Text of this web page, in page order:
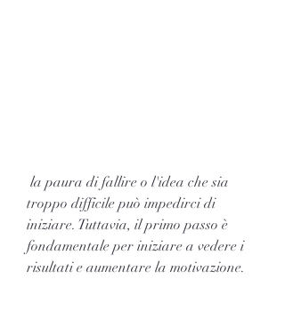
troppo difficile può impedirci di
iniziare. Tuttavia, il primo passo è
fondamentale per iniziare a vedere i
risultati e aumentare la motivazione.